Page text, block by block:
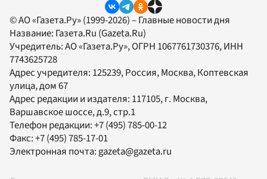
© АО «Газета.Ру» (1999-2026) – Главные новости дня
Название: Газета.Ru (Gazeta.Ru)
Учредитель:АО «Газета.Ру», ОГРН 1067761730376, ИНН
7743625728
Адрес учредителя: 125239, Россия, Москва, Коптевская
улица, дом 67
Адрес редакции и издателя: 117105, г. Москва,
Варшавское шоссе, д.9, стр.1
Телефон редакции:+7 (495) 785-00-12
Факс:+7 (495) 785-17-01
Электронная почта: gazeta@gazeta.ru